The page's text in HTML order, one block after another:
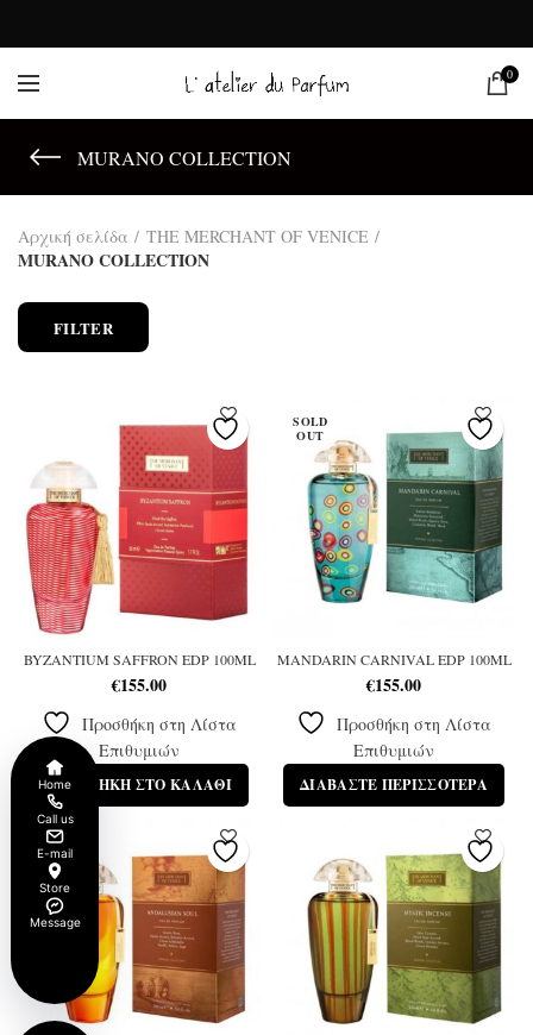
0
MURANO COLLECTION
Αρχική σελίδα THE MERCHANT OF VENICE
MURANO COLLECTION
FILTER
BYZANTIUM SAFFRON EDP 100ML
€155.00
Προσθήκη στη Λίστα
Επιθυμιών
ΠΡΟΣΘΉΚΗ ΣΤΟ ΚΑΛΆΘΙ
SOLD
OUT
MANDARIN CARNIVAL EDP 100ML
€155.00
Προσθήκη στη Λίστα
Επιθυμιών
ΔΙΑΒΆΣΤΕ ΠΕΡΙΣΣΌΤΕΡΑ
Home
Call us
E-mail
Store
Message